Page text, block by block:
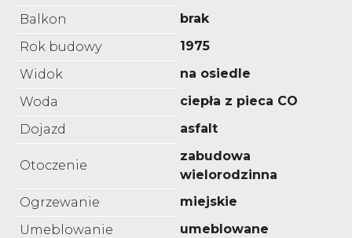
Balkon
brak
Rok budowy
1975
Widok
na osiedle
Woda
ciepła z pieca CO
Dojazd
asfalt
Otoczenie
zabudowa
wielorodzinna
Ogrzewanie
miejskie
Umeblowanie
umeblowane